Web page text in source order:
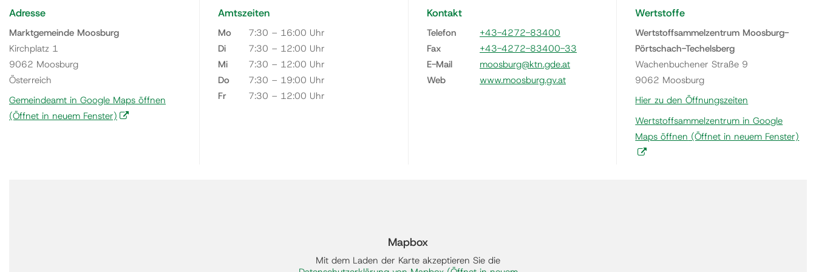
Adresse
Marktgemeinde Moosburg
Kirchplatz 1
9062 Moosburg
Österreich
Gemeindeamt in Google Maps öffnen
(Öffnet in neuem Fenster)
Amtszeiten
Mo
7:30 – 16:00 Uhr
Di
7:30 – 12:00 Uhr
Mi
7:30 – 12:00 Uhr
Do
7:30 – 19:00 Uhr
Fr
7:30 – 12:00 Uhr
Kontakt
Telefon
+43-4272-83400
Fax
+43-4272-83400-33
E-Mail
moosburg@ktn.gde.at
Web
www.moosburg.gv.at
Wertstoffe
Wertstoffsammelzentrum Moosburg-
Pörtschach-Techelsberg
Wachenbuchener Straße 9
9062 Moosburg
Hier zu den Öffnungszeiten
Wertstoffsammelzentrum in Google
Maps öffnen (Öffnet in neuem Fenster)
Mapbox
Mit dem Laden der Karte akzeptieren Sie die